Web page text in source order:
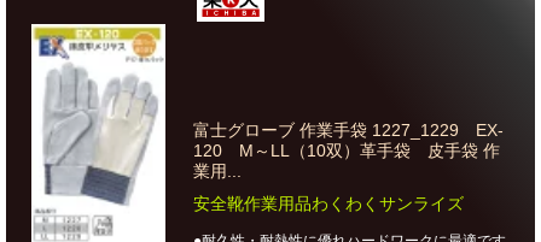
富士グローブ 作業手袋 1227_1229 EX-
120 M～LL（10双）革手袋 皮手袋 作
業用...
安全靴作業用品わくわくサンライズ